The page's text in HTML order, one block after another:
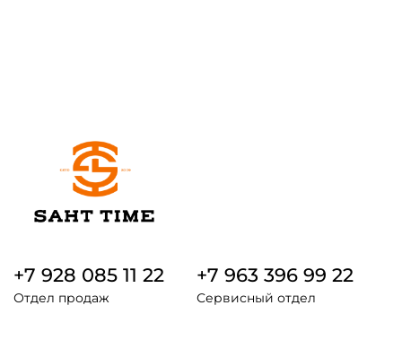
+7 928 085 11 22
Отдел продаж
+7 963 396 99 22
Сервисный отдел